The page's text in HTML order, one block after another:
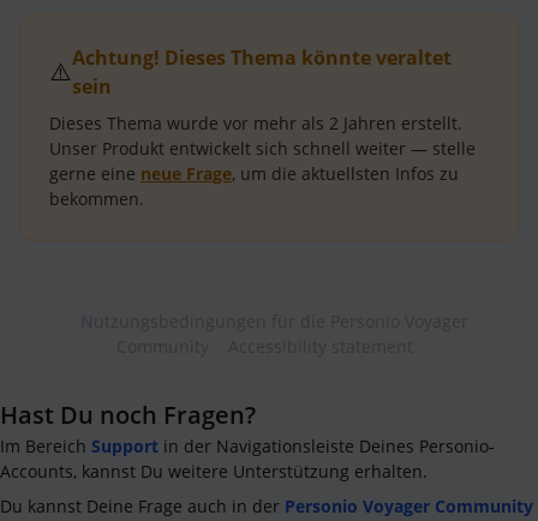
⚠️Achtung! Dieses Thema könnte veraltet
sein
Dieses Thema wurde vor mehr als 2 Jahren erstellt.
Unser Produkt entwickelt sich schnell weiter — stelle
gerne eine neue Frage, um die aktuellsten Infos zu
bekommen.
Hast Du noch Fragen?
Im Bereich Support in der Navigationsleiste Deines Personio-
Accounts, kannst Du weitere Unterstützung erhalten.
Du kannst Deine Frage auch in der Personio Voyager Community